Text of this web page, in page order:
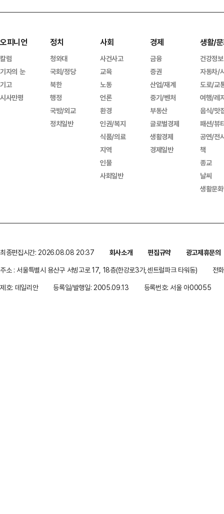
오피니언
칼럼
기자의 눈
기고
시사만평
정치
청와대
국회/정당
북한
행정
국방/외교
정치일반
사회
사건사고
교육
노동
언론
환경
인권/복지
식품/의료
지역
인물
사회일반
경제
금융
증권
산업/재계
중기/벤처
부동산
글로벌경제
생활경제
경제일반
생활/
건강정보
자동차/
도로/교
여행/레
음식/맛
패션/뷰
공연/전
책
종교
날씨
생활문
최종편집시간: 2026.08.08 20:37 회사소개 편집규약
광고제휴문의
주소 : 서울특별시 용산구 서빙고로 17, 18층(한강로3가,센트럴파크 타워동)
전
제호: 데일리안
등록일/발행일: 2005.09.13 등록번호: 서울 아00055